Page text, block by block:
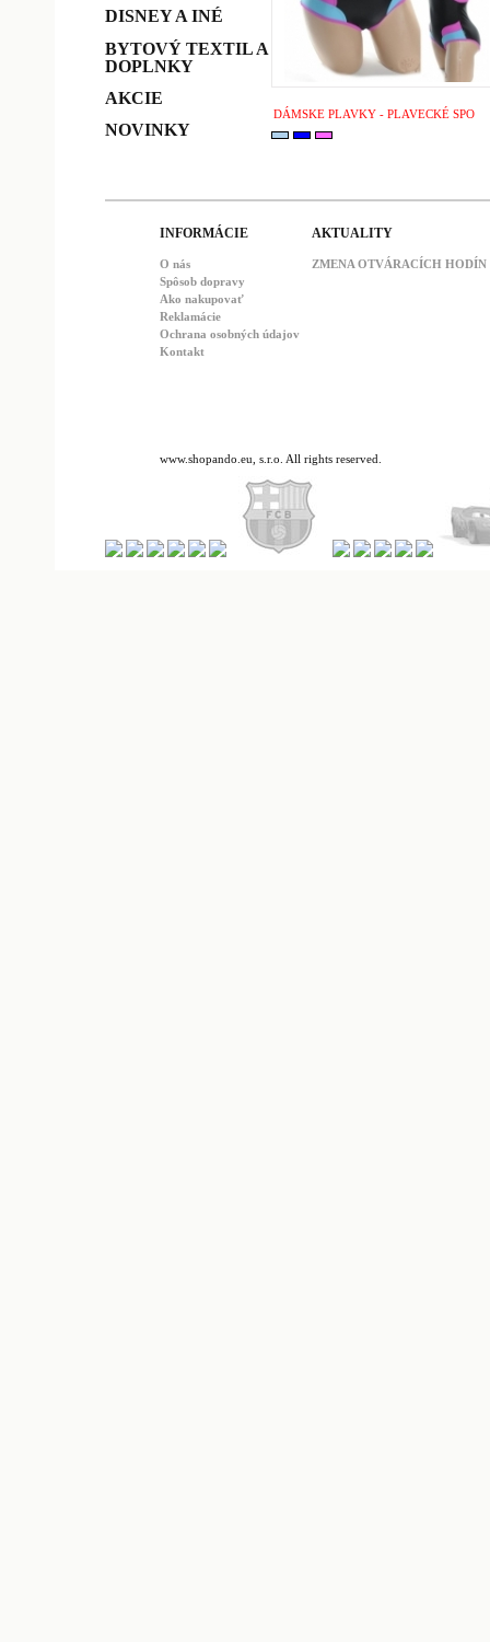
DISNEY A INÉ
BYTOVÝ TEXTIL A
DOPLNKY
AKCIE
NOVINKY
DÁMSKE PLAVKY - PLAVECKÉ SPO
INFORMÁCIE
O nás
Spôsob dopravy
Ako nakupovať
Reklamácie
Ochrana osobných údajov
Kontakt
AKTUALITY
ZMENA OTVÁRACÍCH HODÍN
www.shopando.eu, s.r.o. All rights reserved.